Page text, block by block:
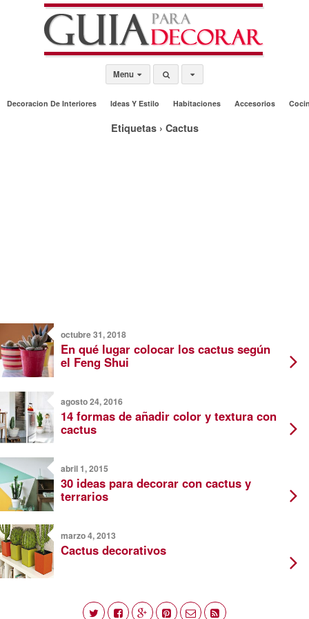
Menu
Decoracion De Interiores Ideas Y Estilo Habitaciones Accesorios
Etiquetas › Cactus
octubre 31, 2018
En qué lugar colocar los cactus según
el Feng Shui
agosto 24, 2016
14 formas de añadir color y textura con
cactus
abril 1, 2015
30 ideas para decorar con cactus y
terrarios
marzo 4, 2013
Cactus decorativos